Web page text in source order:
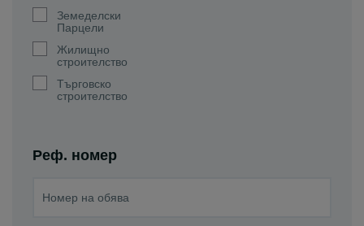
Земеделски
Парцели
Жилищно
строителство
Търговско
строителство
Реф. номер